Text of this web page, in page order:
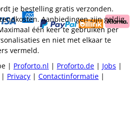
je bestelling gratis verzonden.
Aanbiedingen zijn geldig
één keer te gebruiken per
en niet met elkaar te
vermeld.
| Proforto.nl | Proforto.de | Jobs |
| Privacy | Contactinformatie |